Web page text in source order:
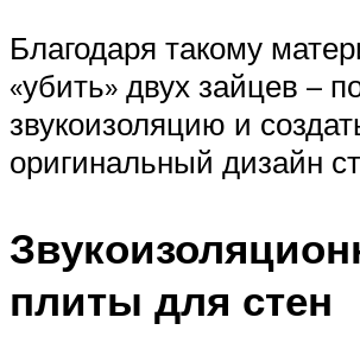
Благодаря такому
«убить» двух зайцев –
звукоизоляцию и
оригинальный дизайн
плиты для стен